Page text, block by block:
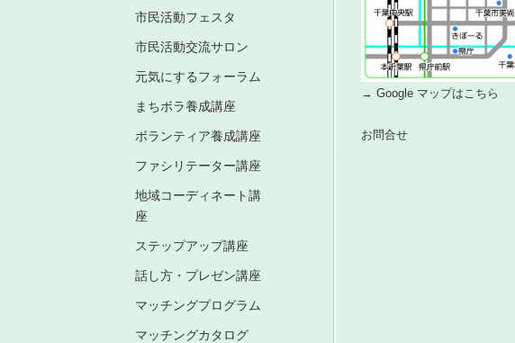
市民活動フェスタ
市民活動交流サロン
元気にするフォーラム
まちボラ養成講座
ボランティア養成講座
ファシリテーター講座
地域コーディネート講
座
ステップアップ講座
話し方・プレゼン講座
マッチングプログラム
マッチングカタログ
→ Google マップはこちら
お問合せ